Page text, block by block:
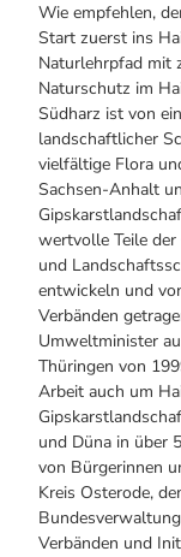
Wie empfehlen,
Start zuerst ins
Naturlehrpfad mit
Naturschutz im
Südharz ist von
landschaftlicher
vielfältige Flora
Sachsen-Anhalt
wertvolle Teile
und
entwickeln und
Verbänden
Umweltminister
Thüringen von
Arbeit auch um
und Düna in über
von Bürgerinnen
Kreis Osterode,
Verbänden und